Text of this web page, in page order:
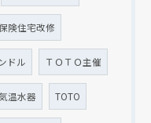
険住宅改修
ドル ＴＯＴＯ主催
温水器 TOTO